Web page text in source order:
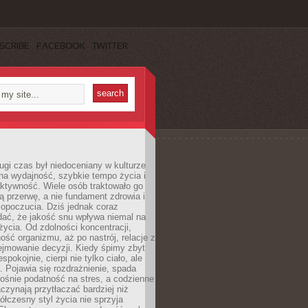
FACEBOOK TWITTER
czas był niedoceniany w kulturze
wydajność, szybkie tempo życia i
Wiele osób traktowało go
przerwę, a nie fundament zdrowia i
Dziś jednak coraz
że jakość snu wpływa niemal na
Od zdolności koncentracji,
organizmu, aż po nastrój, relacje z
decyzji. Kiedy śpimy zbyt
cierpi nie tylko ciało, ale
Pojawia się rozdrażnienie, spada
podatność na stres, a codzienne
przytłaczać bardziej niż
styl życia nie sprzyja